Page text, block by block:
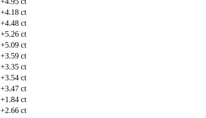
+4.18 ct
+4.48 ct
+5.26 ct
+5.09 ct
+3.59 ct
+3.35 ct
+3.54 ct
+3.47 ct
+1.84 ct
+2.66 ct